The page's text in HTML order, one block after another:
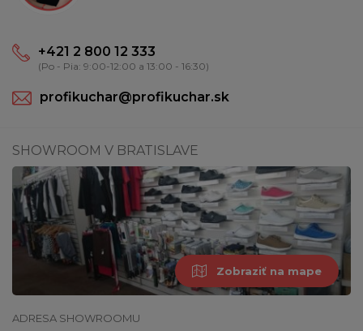
+421 2 800 12 333
(Po - Pia: 9:00-12:00 a 13:00 - 16:30)
profikuchar@profikuchar.sk
SHOWROOM V BRATISLAVE
Zobraziť na mape
ADRESA SHOWROOMU